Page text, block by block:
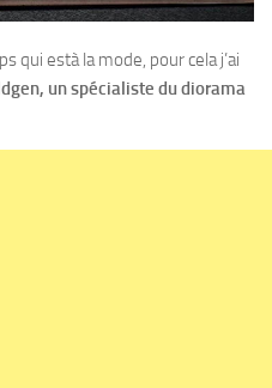
qui està la mode, pour cela j’ai
un spécialiste du diorama